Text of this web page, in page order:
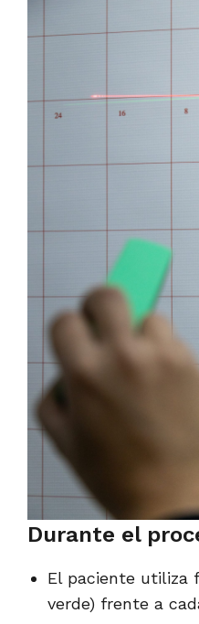
Durante el
El paciente utiliza
verde) frente a